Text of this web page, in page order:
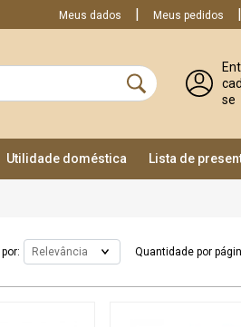
Meus dados Meus pedidos
se
Utilidade doméstica Lista de
Quantidade por